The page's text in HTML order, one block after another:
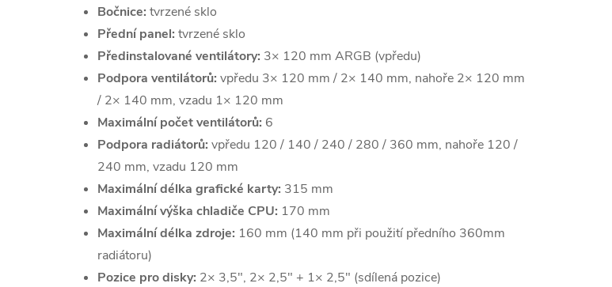
Bočnice: tvrzené sklo
Přední panel: tvrzené sklo
Předinstalované ventilátory: 3× 120 mm ARGB (vpředu)
Podpora ventilátorů: vpředu 3× 120 mm / 2× 140 mm, nahoře 2× 120 mm
/ 2× 140 mm, vzadu 1× 120 mm
Maximální počet ventilátorů: 6
Podpora radiátorů: vpředu 120 / 140 / 240 / 280 / 360 mm, nahoře 120 /
240 mm, vzadu 120 mm
Maximální délka grafické karty: 315 mm
Maximální výška chladiče CPU: 170 mm
Maximální délka zdroje: 160 mm (140 mm při použití předního 360mm
radiátoru)
Pozice pro disky: 2× 3,5", 2× 2,5" + 1× 2,5" (sdílená pozice)